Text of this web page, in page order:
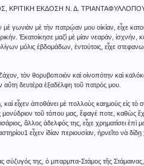
ΚΡΙΤΙΚΗ ΕΚΔΟΣΗ Ν. Δ.
μὲ γωνιὰν μὲ τὴν πατρῴαν μου οἰκίαν, εἶχε
Ἐκατοίκησε μαζὶ μὲ μίαν νεαράν,
μόλις ἑβδομάδων, ἐντούτοις, εἶχε
τὸν θορυβοποιὸν καὶ οἰνοπότην καὶ
δευτέρα ἐξαδέλφη τοῦ πατρός μου.
εἶχεν ἀποθάνει μὲ πολλοὺς καημοὺς εἰς
μονύδριον τοῦ τόπου μας, ἔφαγέ ποτε,
ἄλλος ἀδελφός της, εἶχε χρηματίσει
εἶχεν ἰδίαν περιουσίαν, ἠρνεῖτο νὰ
σύζυγός της, ὁ μπαρμπα-Στάμος τῆς